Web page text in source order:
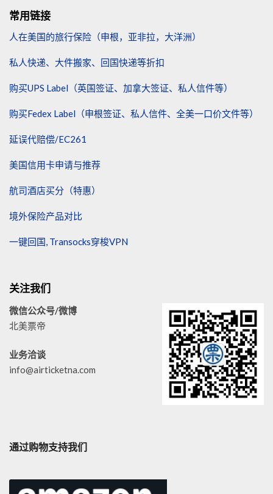
常用链接
人在美国的旅行保险（申根，亚非拉，大洋洲）
私人快递、大件搬家、回国快递等折扣
购买UPS Label（英国签证、加拿大签证、私人信件等）
购买Fedex Label（申根签证、私人信件、全美一口价文件等）
延误代赔偿/EC261
美国信用卡申请与推荐
航司酒店买分（特惠）
境外保险产品对比
一键回国, Transocks穿梭VPN
关注我们
微信公众号/微博
北美票帝
业务洽谈
info@airticketna.com
通过购物支持我们